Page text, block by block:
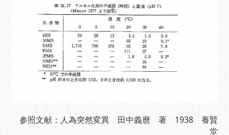
参照文献：人為突然変異 田中義麿 著 1938 養賢
堂